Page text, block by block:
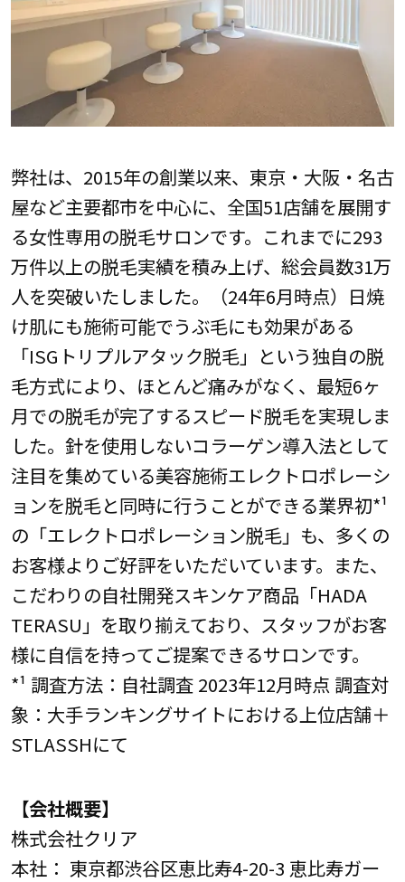
弊社は、2015年の創業以来、東京・大阪・名古
屋など主要都市を中心に、全国51店舗を展開す
る女性専用の脱⽑サロンです。これまでに293
万件以上の脱⽑実績を積み上げ、総会員数31万
人を突破いたしました。（24年6月時点）日焼
け肌にも施術可能でうぶ⽑にも効果がある
「ISGトリプルアタック脱⽑」という独自の脱
⽑方式により、ほとんど痛みがなく、最短6ヶ
月での脱⽑が完了するスピード脱⽑を実現しま
した。針を使用しないコラーゲン導入法として
注目を集めている美容施術エレクトロポレーシ
ョンを脱⽑と同時に行うことができる業界初*¹
の「エレクトロポレーション脱⽑」も、多くの
お客様よりご好評をいただいています。また、
こだわりの自社開発スキンケア商品「HADA
TERASU」を取り揃えており、スタッフがお客
様に自信を持ってご提案できるサロンです。
*¹ 調査方法：自社調査 2023年12月時点 調査対
象：大手ランキングサイトにおける上位店舗＋
STLASSHにて
【会社概要】
株式会社クリア
本社： 東京都渋谷区恵比寿4-20-3 恵比寿ガー